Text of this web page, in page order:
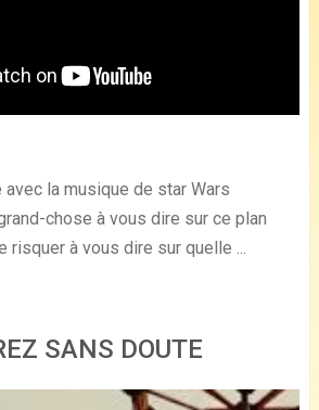
la musique de star Wars
chose à vous dire sur ce plan
risquer à vous dire sur quelle ...
SANS DOUTE